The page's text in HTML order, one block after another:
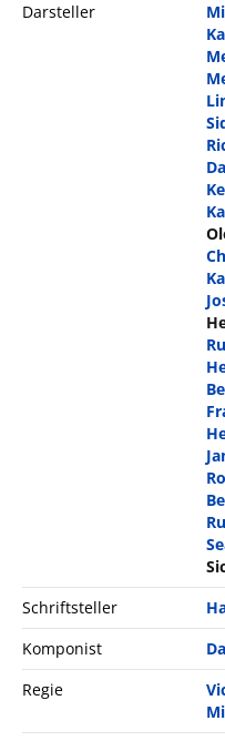
Darsteller
Schriftsteller
Komponist
Regie